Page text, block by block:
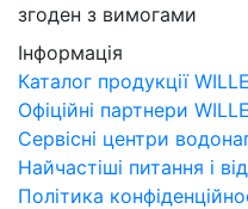
згоден з вимогами
Інформація
Каталог продукції
Офіційні партнери
Сервісні центри
Найчастіші питання і
Політика